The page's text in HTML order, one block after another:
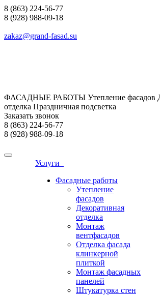
8 (863) 224-56-77
8 (928) 988-09-18
zakaz@grand-fasad.su
ФАСАДНЫЕ РАБОТЫ Утепление фасадов
отделка Праздничная подсветка
Заказать звонок
8 (863) 224-56-77
8 (928) 988-09-18
Услуги
Фасадные работы
Утепление
фасадов
Декоративная
отделка
Монтаж
вентфасадов
Отделка фасада
клинкерной
плиткой
Монтаж фасадных
панелей
Штукатурка стен